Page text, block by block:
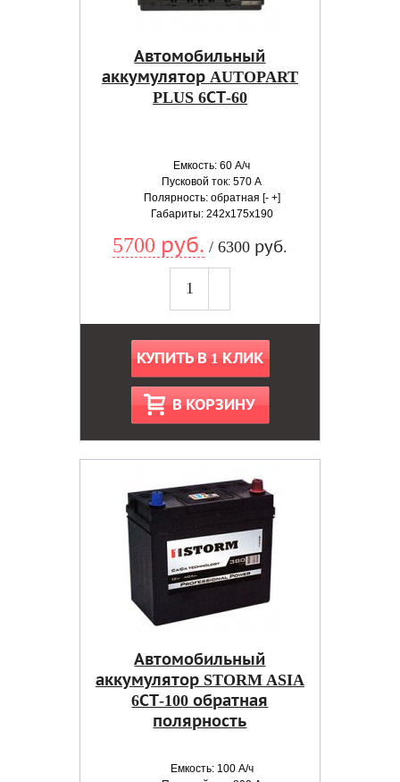
Автомобильный
аккумулятор AUTOPART
PLUS 6СТ-60
Емкость: 60 А/ч
Пусковой ток: 570 А
Полярность: обратная [- +]
Габариты: 242x175x190
5700 руб. / 6300 руб.
КУПИТЬ В 1 КЛИК
В КОРЗИНУ
Автомобильный
аккумулятор STORM ASIA
6СТ-100 обратная
полярность
Емкость: 100 А/ч